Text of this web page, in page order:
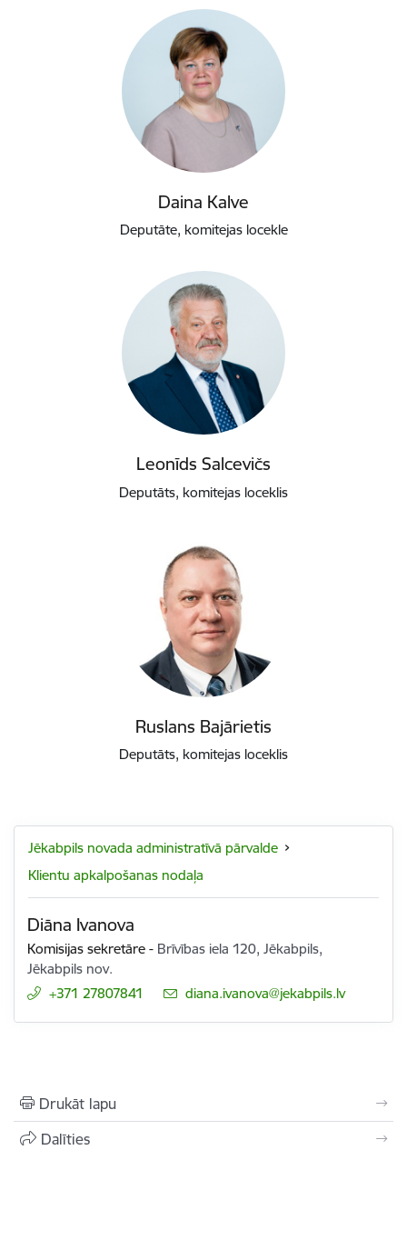
Daina Kalve
Deputāte, komitejas locekle
Leonīds Salcevičs
Deputāts, komitejas loceklis
Ruslans Bajārietis
Deputāts, komitejas loceklis
Jēkabpils novada administratīvā pārvalde
Klientu apkalpošanas nodaļa
Diāna Ivanova
Komisijas sekretāre - Brīvības iela 120, Jēkabpils,
Jēkabpils nov.
+371 27807841
E-pasts:
diana.ivanova@jekabpils.lv
Drukāt lapu
Dalīties